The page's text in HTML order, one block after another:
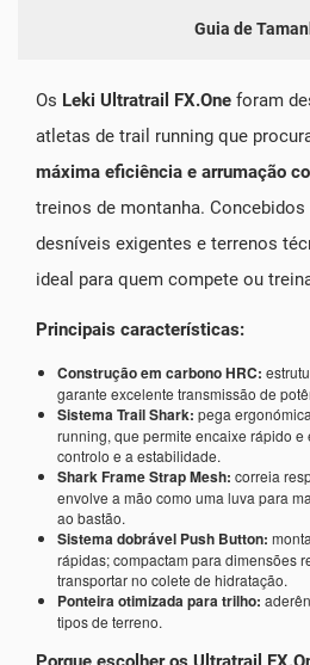
Guia de
Os Leki Ultratrail FX.One foram
atletas de trail running que
máxima eficiência e arrumação
treinos de montanha. Concebidos
desníveis exigentes e terrenos
ideal para quem compete ou
Principais características:
Construção em carbono HRC:
garante excelente transmissão de
Sistema Trail Shark: pega
running, que permite encaixe rápido e
controlo e a estabilidade.
Shark Frame Strap Mesh: correia
envolve a mão como uma luva para
ao bastão.
Sistema dobrável Push Button:
rápidas; compactam para dimensões
transportar no colete de hidratação.
Ponteira otimizada para trilho:
tipos de terreno.